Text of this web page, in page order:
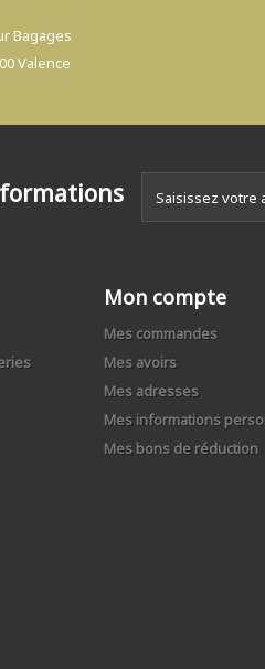
Bagages
Valence
Mon compte
Mes commandes
Mes avoirs
Mes adresses
Mes informations
Mes bons de réduction